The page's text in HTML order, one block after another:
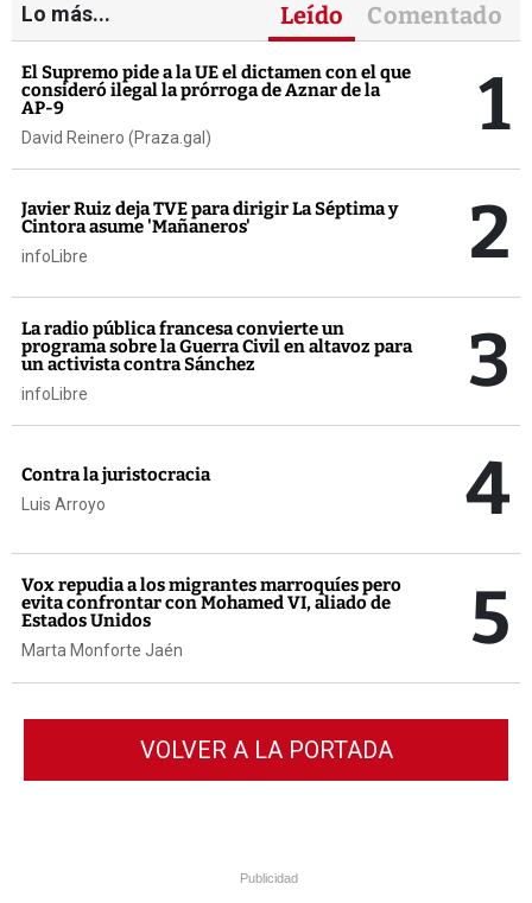
Lo más... Leído Comentado
El Supremo pide a la UE el dictamen con el que
consideró ilegal la prórroga de Aznar de la
AP-9
David Reinero (Praza.gal) 1
Javier Ruiz deja TVE para dirigir La Séptima y
Cintora asume 'Mañaneros'
infoLibre 2
La radio pública francesa convierte un
programa sobre la Guerra Civil en altavoz para
un activista contra Sánchez
infoLibre 3
Contra la juristocracia
Luis Arroyo 4
Vox repudia a los migrantes marroquíes pero
evita confrontar con Mohamed VI, aliado de
Estados Unidos
Marta Monforte Jaén 5
VOLVER A LA PORTADA
Publicidad